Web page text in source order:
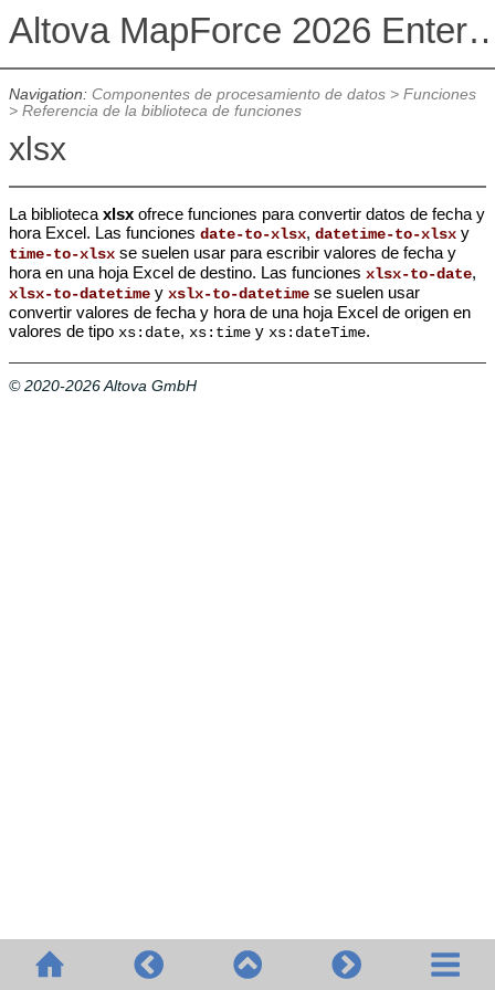
Altova MapForce 2026
Navigation: Componentes de procesamiento de datos> Funciones
> Referencia de la biblioteca de funciones
xlsx
La biblioteca xlsxofrece funciones para convertir datos de fecha y
hora Excel. Las funciones date-to-xlsx, datetime-to-xlsxy
time-to-xlsxse suelen usar para escribir valores de fecha y
hora en una hoja Excel de destino. Las funciones xlsx-to-date,
xlsx-to-datetimey xslx-to-datetimese suelen usar
convertir valores de fecha y hora de una hoja Excel de origen en
valores de tipo xs:date, xs:timey xs:dateTime.
© 2020-2026 Altova GmbH